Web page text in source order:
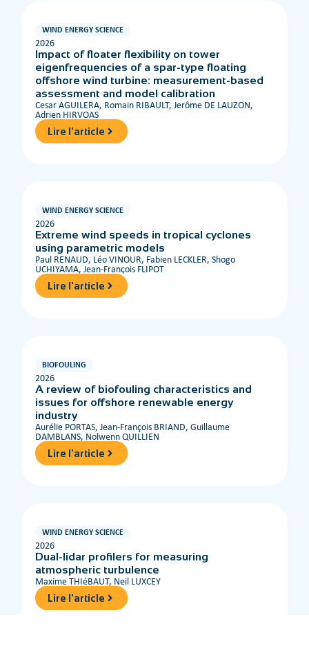
WIND ENERGY SCIENCE
2026
Impact of floater flexibility on tower
eigenfrequencies of a spar-type floating
offshore wind turbine: measurement-based
assessment and model calibration
Cesar AGUILERA, Romain RIBAULT, Jerôme DE LAUZON,
Adrien HIRVOAS
Lire l'article
WIND ENERGY SCIENCE
2026
Extreme wind speeds in tropical cyclones
using parametric models
Paul RENAUD, Léo VINOUR, Fabien LECKLER, Shogo
UCHIYAMA, Jean-François FLIPOT
Lire l'article
BIOFOULING
2026
A review of biofouling characteristics and
issues for offshore renewable energy
industry
Aurélie PORTAS, Jean-François BRIAND, Guillaume
DAMBLANS, Nolwenn QUILLIEN
Lire l'article
WIND ENERGY SCIENCE
2026
Dual-lidar profilers for measuring
atmospheric turbulence
Maxime THIéBAUT, Neil LUXCEY
Lire l'article